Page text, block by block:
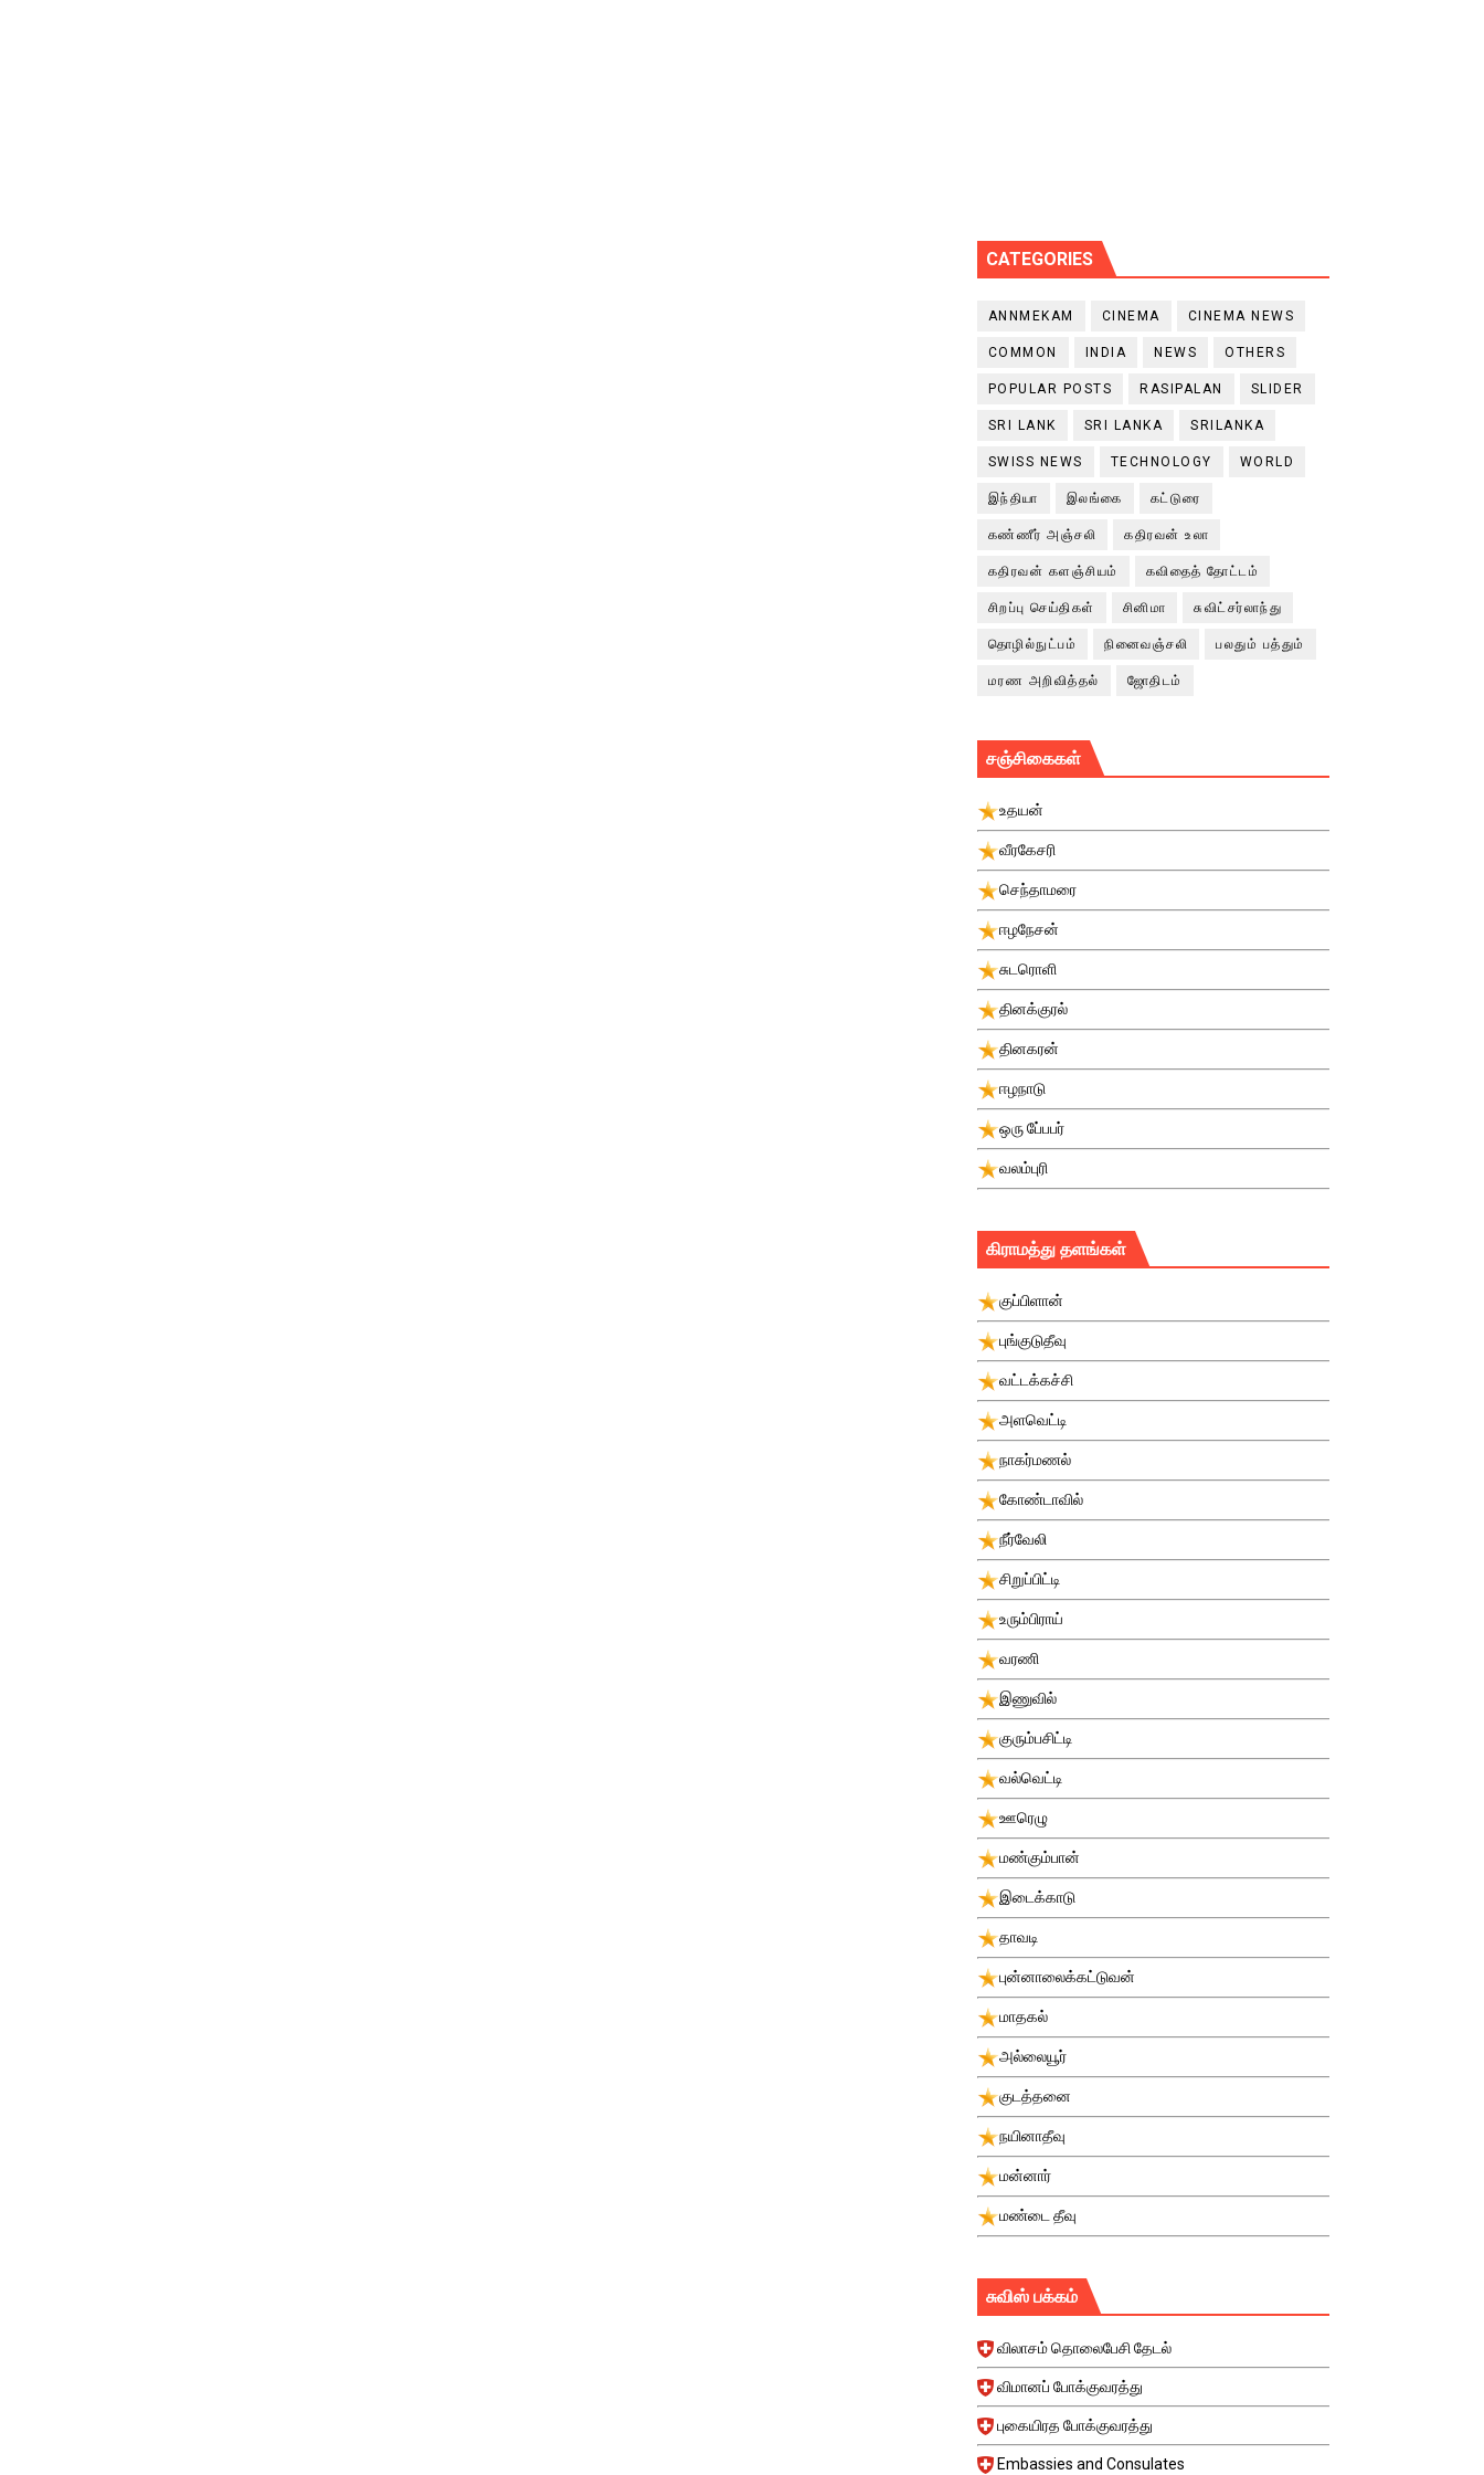
CATEGORIES
ANNMEKAM CINEMA CINEMA NEWS
COMMON INDIA NEWS OTHERS
POPULAR POSTS RASIPALAN SLIDER
SRI LANK SRI LANKA SRILANKA
SWISS NEWS TECHNOLOGY WORLD
இந்தியா இலங்கை கட்டுரை
கண்ணீர் அஞ்சலி கதிரவன் உலா
கதிரவன் களஞ்சியம் கவிதைத் தோட்டம்
சிறப்பு செய்திகள் சினிமா சுவிட்சர்லாந்து
தொழில்நுட்பம் நினைவஞ்சலி பலதும் பத்தும்
மரண அறிவித்தல் ஜோதிடம்
சஞ்சிகைகள்
உதயன்
வீரகேசரி
செந்தாமரை
ஈழநேசன்
சுடரொளி
தினக்குரல்
தினகரன்
ஈழநாடு
ஒரு பே்பபர்
வலம்புரி
கிராமத்து தளங்கள்
குப்பிளான்
புங்குடுதீவு
வட்டக்கச்சி
அளவெட்டி
நாகர்மணல்
கோண்டாவில்
நீர்வேலி
சிறுப்பிட்டி
உரும்பிராய்
வரணி
இணுவில்
குரும்பசிட்டி
வல்வெட்டி
ஊரெழு
மண்கும்பான்
இடைக்காடு
தாவடி
புன்னாலைக்கட்டுவன்
மாதகல்
அல்லையூர்
குடத்தனை
நயினாதீவு
மன்னார்
மண்டை தீவு
சுவிஸ் பக்கம்
விலாசம் தொலைபேசி தேடல்
விமானப் போக்குவரத்து
புகையிரத போக்குவரத்து
Embassies and Consulates